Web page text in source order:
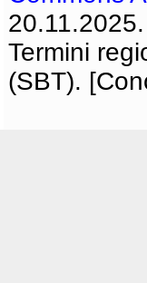
20.11.2025.
Termini
(SBT).